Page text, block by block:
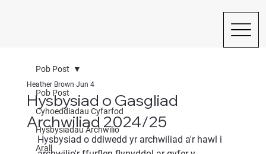
Pob Post
Cyhoeddiadau Cyfarfod
Hysbysiadau Archwilio
Arall
Pob Post
Hysbysiad o Gasgliad
Archwiliad 2024/25
Heather Brown Jun 4
Hysbysiad o ddiwedd yr archwiliad a'r hawl i